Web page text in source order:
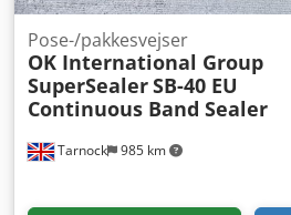
Tarnock 985 km
Pose-/pakkesvejser
OK International Group
SuperSealerSB-40 EU
Continuous Band Sealer